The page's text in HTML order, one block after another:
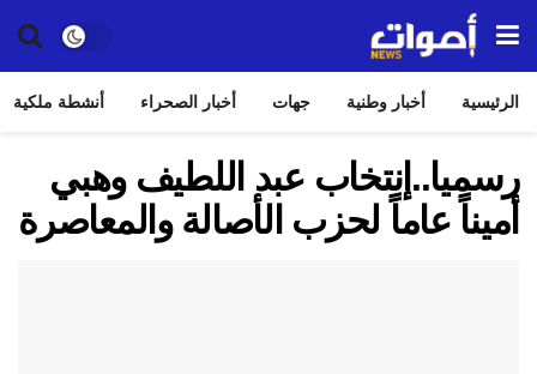
الرئيسية أخبار وطنية جهات أخبار الصحراء أنشطة ملكية
رسميا..إنتخاب عبد اللطيف وهبي
أميناً عاماً لحزب الأصالة والمعاصرة